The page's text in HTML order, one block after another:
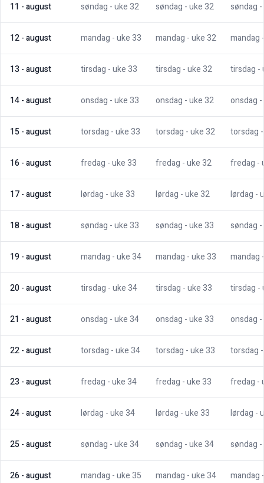
11 -august søndag - uke32 søndag - uke32 søndag
12-august mandag - uke33 mandag - uke32 mandag
13 -august tirsdag - uke33 tirsdag - uke32 tirsdag -
14-august onsdag - uke33 onsdag - uke32 onsdag
15-august torsdag - uke33 torsdag - uke32 torsdag
16-august fredag - uke33 fredag - uke32 fredag -
17-august lørdag - uke33 lørdag - uke32 lørdag -
18-august søndag - uke33 søndag - uke33 søndag
19-august mandag - uke34 mandag - uke33 mandag
20-august tirsdag - uke34 tirsdag - uke33 tirsdag -
21 -august onsdag - uke34 onsdag - uke33 onsdag
22-august torsdag - uke34 torsdag - uke33 torsdag
23 -august fredag - uke34 fredag - uke33 fredag -
24-august lørdag - uke34 lørdag - uke33 lørdag -
25-august søndag - uke34 søndag - uke34 søndag
26-august mandag - uke35 mandag - uke34 mandag